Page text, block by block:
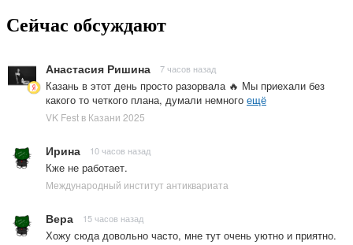
Сейчас обсуждают
Анастасия Ришина 7 часов назад
Казань в этот день просто разорвала 🔥 Мы приехали без
какого то четкого плана, думали немного ещё
VK Fest в Казани 2025
Ирина 10 часов назад
Кже не работает.
Международный институт антиквариата
Вера 15 часов назад
Хожу сюда довольно часто, мне тут очень уютно и приятно.